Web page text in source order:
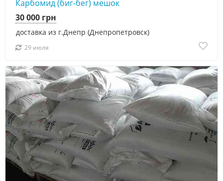
Карбомид (биг-бег) мешок
доставка из г.Днепр (Днепропетровск)
30 000 грн
29 июля